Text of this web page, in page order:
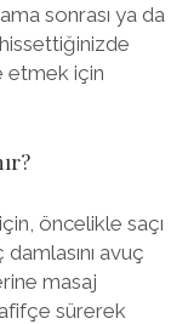
sonrası ya da
etmek için
öncelikle saçı
avuç
masaj
sürerek